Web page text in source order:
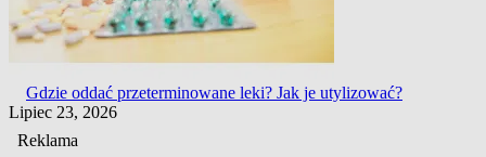
Gdzie oddać przeterminowane leki? Jak je utylizować?
Lipiec 23, 2026
Reklama